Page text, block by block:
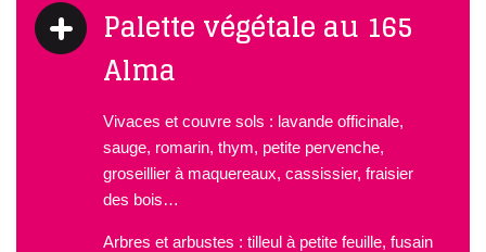
Palette végétale au 165
Alma
Vivaces et couvre sols : lavande officinale,
sauge, romarin, thym, petite pervenche,
groseillier à maquereaux, cassissier, fraisier
des bois…
Arbres et arbustes : tilleul à petite feuille, fusain